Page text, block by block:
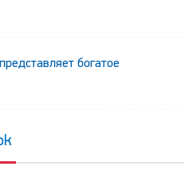
богатое